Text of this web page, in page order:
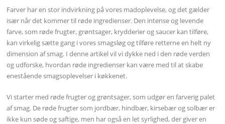
Farver har en stor indvirkning på vores madoplevelse, og det gælder
især når det kommer til røde ingredienser. Den intense og levende
farve, som røde frugter, grøntsager, krydderier og saucer kan tilføre,
kan virkelig sætte gang i vores smagsløg og tilføre retterne en helt ny
dimension af smag. I denne artikel vil vi dykke ned i den røde verden
og udforske, hvordan røde ingredienser kan være med til at skabe
enestående smagsoplevelser i køkkenet.
Vi starter med røde frugter og grøntsager, som udgør en farverig palet
af smag. De røde frugter som jordbær, hindbær, kirsebær og solbær er
ikke kun søde og saftige, men har også en let syrlighed, der giver en